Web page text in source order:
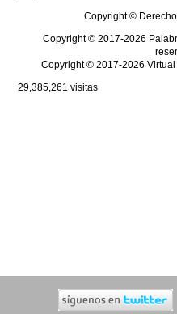
Copyright ©
Copyright © 2017-2026
Copyright © 2017-2026
29,385,261 visitas